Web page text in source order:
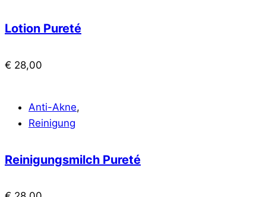
Lotion Pureté
€ 28,00
Anti-Akne,
Reinigung
Reinigungsmilch Pureté